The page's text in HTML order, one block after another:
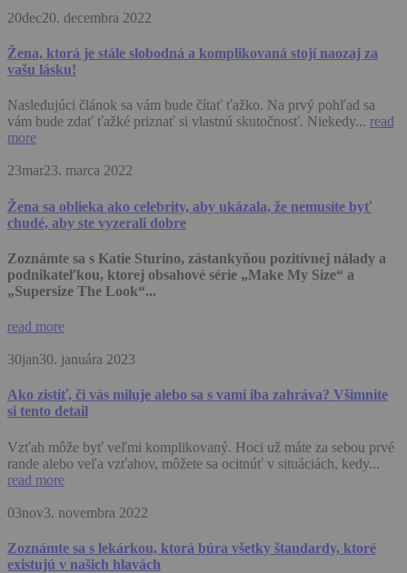
20dec20. decembra 2022
Žena, ktorá je stále slobodná a komplikovaná stojí naozaj za
vašu lásku!
Nasledujúci článok sa vám bude čítať ťažko. Na prvý pohľad sa
vám bude zdať ťažké priznať si vlastnú skutočnosť. Niekedy... read
more
23mar23. marca 2022
Žena sa oblieka ako celebrity, aby ukázala, že nemusíte byť
chudé, aby ste vyzerali dobre
Zoznámte sa s Katie Sturino, zástankyňou pozitívnej nálady a
podnikateľkou, ktorej obsahové série „Make My Size“ a
„Supersize The Look“...
read more
30jan30. januára 2023
Ako zistiť, či vás miluje alebo sa s vami iba zahráva? Všimnite
si tento detail
Vzťah môže byť veľmi komplikovaný. Hoci už máte za sebou prvé
rande alebo veľa vzťahov, môžete sa ocitnúť v situáciách, kedy...
read more
03nov3. novembra 2022
Zoznámte sa s lekárkou, ktorá búra všetky štandardy, ktoré
existujú v našich hlavách